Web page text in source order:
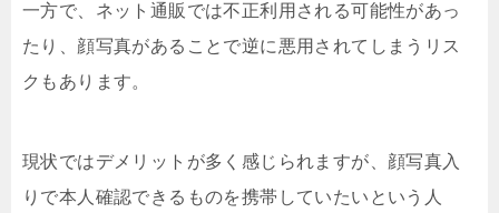
一方で、ネット通販では不正利用される可能性があっ
たり、顔写真があることで逆に悪用されてしまうリス
クもあります。
現状ではデメリットが多く感じられますが、顔写真入
りで本人確認できるものを携帯していたいという人